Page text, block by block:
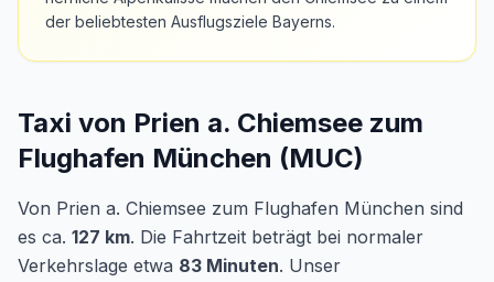
der beliebtesten Ausflugsziele Bayerns.
Taxi von Prien a. Chiemsee zum
Flughafen München (MUC)
Von Prien a. Chiemsee zum Flughafen München sind
es ca. 127 km. Die Fahrtzeit beträgt bei normaler
Verkehrslage etwa 83 Minuten. Unser